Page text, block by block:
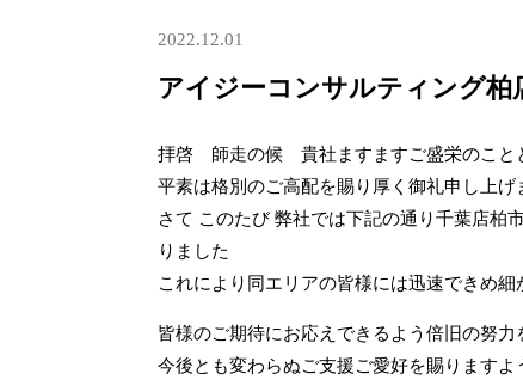
2022.12.01
アイジーコンサルティング柏
拝啓 師走の候 貴社ますますご盛栄のこと
平素は格別のご高配を賜り厚く御礼申し上げ
さて このたび 弊社では下記の通り千葉店柏
りました
これにより同エリアの皆様には迅速できめ
皆様のご期待にお応えできるよう倍旧の努
今後とも変わらぬご支援ご愛好を賜りますよ